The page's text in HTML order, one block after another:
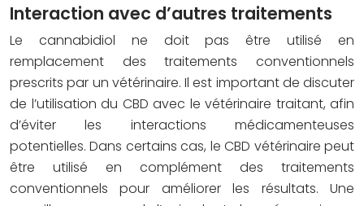
Interaction avec d’autres traitements
Le cannabidiol ne doit pas être utilisé en
remplacement des traitements conventionnels
prescrits par un vétérinaire. Il est important de discuter
de l’utilisation du CBD avec le vétérinaire traitant, afin
d’éviter les interactions médicamenteuses
potentielles. Dans certains cas, le CBD vétérinaire peut
être utilisé en complément des traitements
conventionnels pour améliorer les résultats. Une